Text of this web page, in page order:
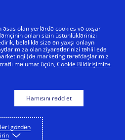
üçün
kartlar üçün
əsas olan yerlərdə cookies və oxşar
onları sizin üstünlüklərinizi
beləliklə sizə ən yaxşı onlayn
olan ziyarətlərinizi təhlil edə
(də marketing tərəfdaşlarımız
məlumat üçün,Cookie Bildirişimizə
Hamısını rədd et
gözdən